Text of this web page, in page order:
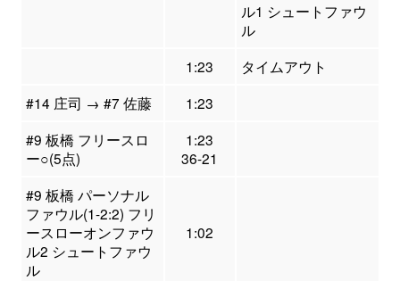
ル1 シュートファウ
ル
1:23
タイムアウト
#14 庄司 → #7 佐藤
1:23
#9 板橋 フリースロ
ー○(5点)
1:23
36-21
#9 板橋 パーソナル
ファウル(1-2:2) フリ
ースローオンファウ
ル2 シュートファウ
ル
1:02